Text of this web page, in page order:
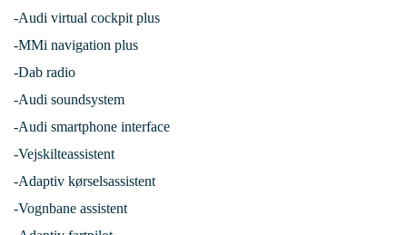
-Audi virtual cockpit plus
-MMi navigation plus
-Dab radio
-Audi soundsystem
-Audi smartphone interface
-Vejskilteassistent
-Adaptiv kørselsassistent
-Vognbane assistent